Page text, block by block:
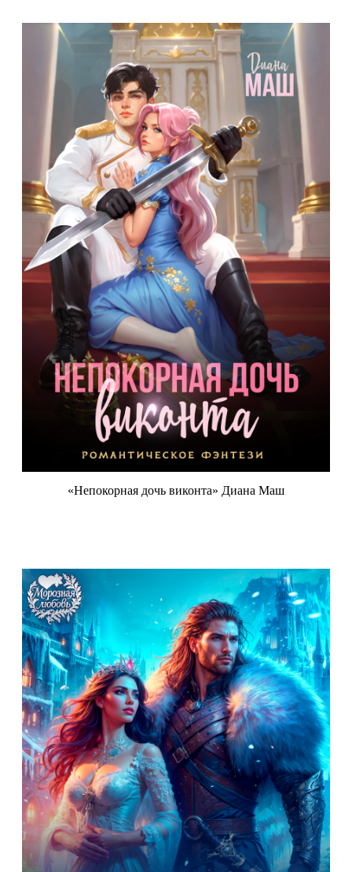
«Непокорная дочь виконта» Диана Маш